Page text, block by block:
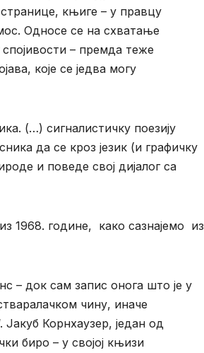
књиге – у правцу
Односе се на схватање
– премда теже
које се једва могу
(…) сигналистичку поезију
да се кроз језик (и графичку
и поведе свој дијалог са
1968. године, како сазнајемо из
– док сам запис онога што је у
чину, иначе
Јакуб Корнхаузер, један од
биро – у својој књизи